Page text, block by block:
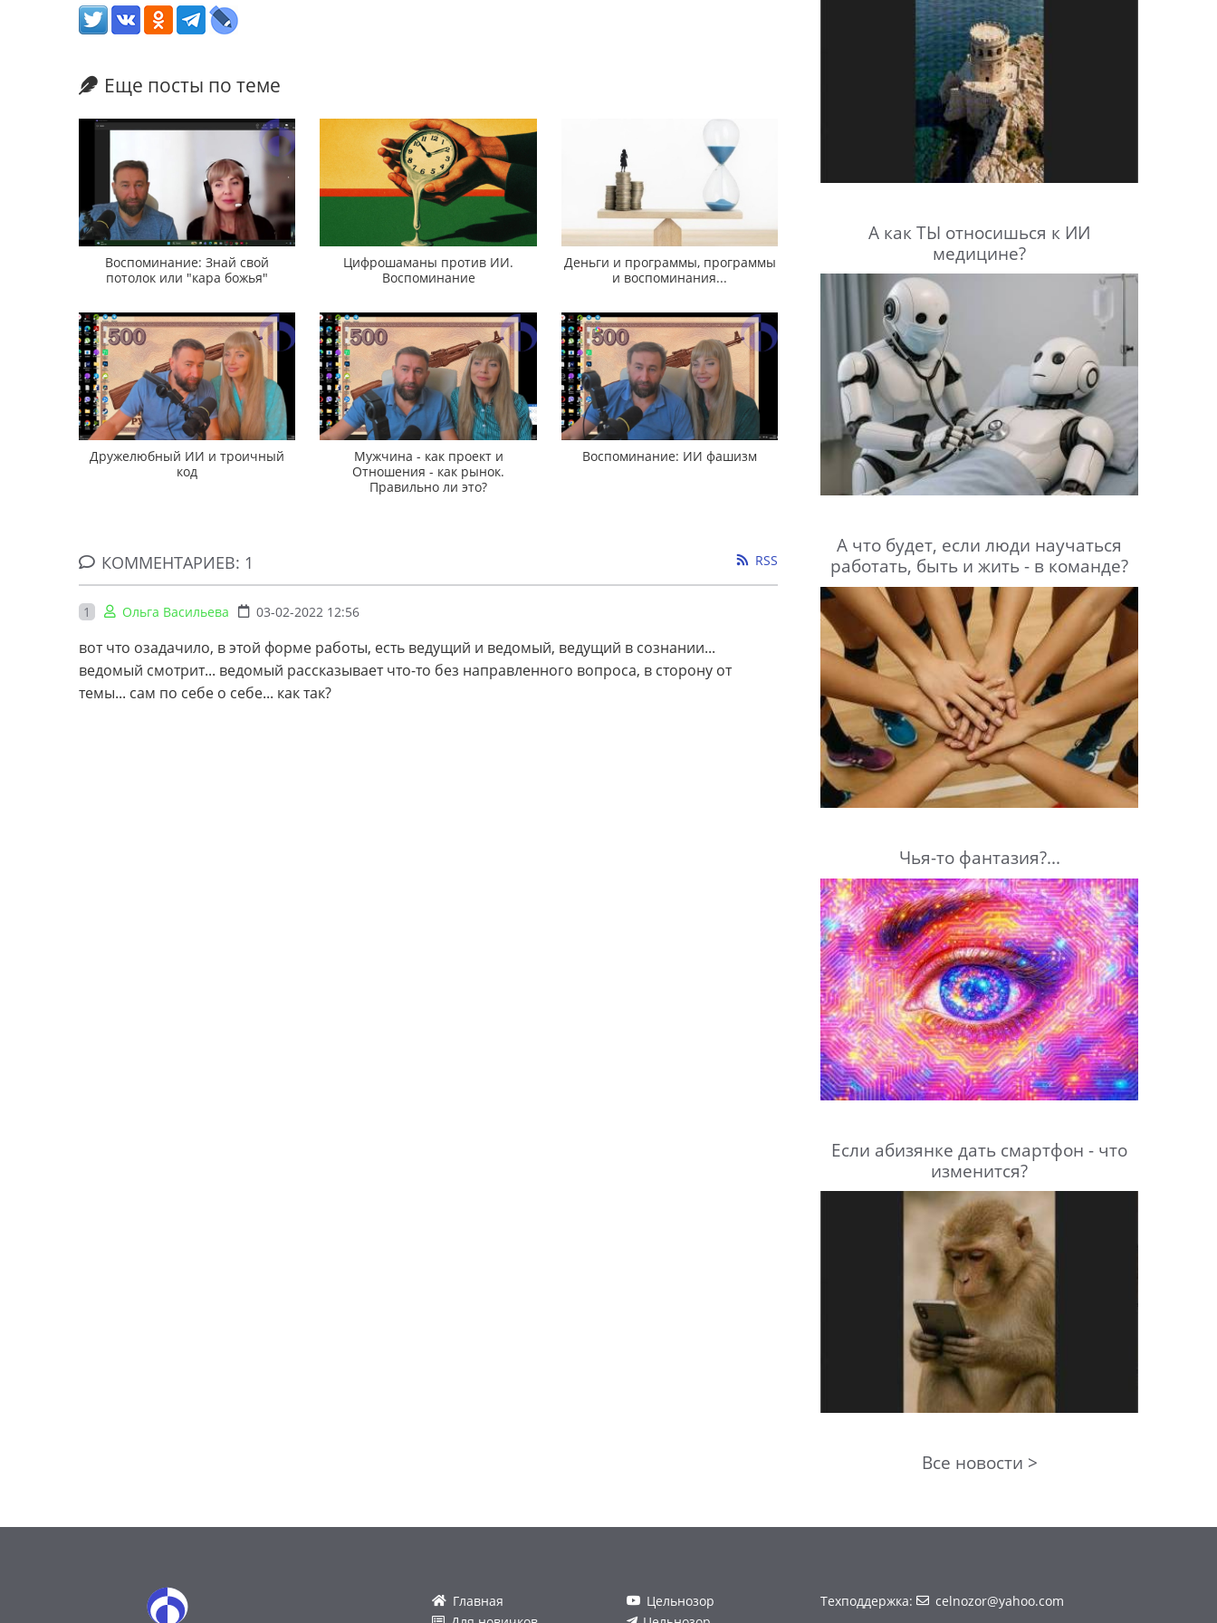
Еще посты по теме
Воспоминание: Знай свой
потолок или "кара божья"
Цифрошаманы против ИИ.
Воспоминание
Деньги и программы, программы
и воспоминания...
Дружелюбный ИИ и троичный
код
Мужчина - как проект и
Отношения - как рынок.
Правильно ли это?
Воспоминание: ИИ фашизм
КОММЕНТАРИЕВ: 1 RSS
1 Ольга Васильева 03-02-2022 12:56
вот что озадачило, в этой форме работы, есть ведущий и ведомый, ведущий в сознании...
ведомый смотрит... ведомый рассказывает что-то без направленного вопроса, в сторону от
темы... сам по себе о себе... как так?
А как ТЫ относишься к ИИ
медицине?
А что будет, если люди научаться
работать, быть и жить - в команде?
Чья-то фантазия?...
Если абизянке дать смартфон - что
изменится?
Все новости >
Главная
Цельнозор
Техподдержка: celnozor@yahoo.com